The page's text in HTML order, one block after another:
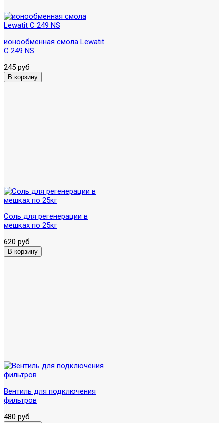
ионообменная смола Lewatit
C 249 NS
245 руб
Соль для регенерации в
мешках по 25кг
620 руб
Вентиль для подключения
фильтров
480 руб